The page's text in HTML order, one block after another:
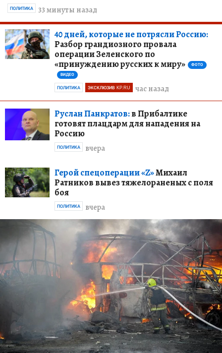
33 минуты назад
ПОЛИТИКА
40 дней, которые не потрясли Россию:
Разбор грандиозного провала
операции Зеленского по
«принуждению русских к миру»
ФОТО
ВИДЕО
час назад
ПОЛИТИКА ЭКСКЛЮЗИВ KP.RU
Руслан Панкратов:в Прибалтике
готовят плацдарм для нападения на
Россию
вчера
ПОЛИТИКА
Герой спецоперации «Z»Михаил
Ратников вывез тяжелораненых с поля
боя
вчера
ПОЛИТИКА